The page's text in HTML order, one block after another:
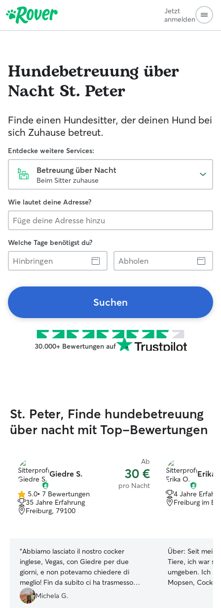
Jetzt
anmelden
Hundebetreuung über
Nacht St. Peter
Finde einen Hundesitter, der deinen Hund bei
sich Zuhause betreut.
Entdecke weitere Services:
Betreuung über Nacht
Beim Sitter zuhause
Wie lautet deine Adresse?
Welche Tage benötigst du?
Hinbringen
Abholen
Suchen
30.000+ Bewertungen auf
St. Peter, Finde hundebetreuung
über nacht mit Top-Bewertungen
Giedre S.
Ab
30 €
pro Nacht
5.0
von
5
5.0• 7 Bewertungen
35 Jahre Erfahrung
Freiburg, 79100
“Abbiamo lasciato il nostro cocker
inglese, Vegas, con Giedre per due
giorni, e non potevamo chiedere di
meglio! Fin da subito ci ha trasmesso
grande fiducia e professionalità. Giedre
è stata premurosa, attenta e super
Michela G.
Erika
4 Jahre
Freiburg im
Über: Seit
Tiere, ich war
umgeben. Ich
Mopsen,